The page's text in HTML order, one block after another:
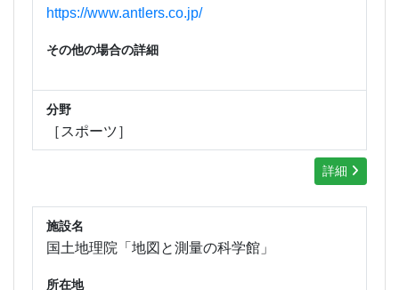
https://www.antlers.co.jp/
その他の場合の詳細
分野
［スポーツ］
詳細
施設名
国土地理院「地図と測量の科学館」
所在地